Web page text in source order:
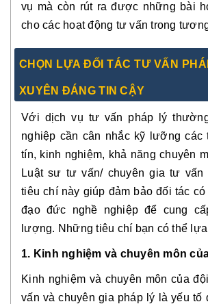
vụ mà còn rút ra được những bài
cho các hoạt động tư vấn trong
CHỌN LỰA ĐỐI TÁC TƯ VẤN
XUYÊN ĐÁNG TIN CẬY
Với dịch vụ tư vấn pháp lý
nghiệp cần cân nhắc kỹ lưỡng các
tín, kinh nghiệm, khả năng chuyên
Luật sư tư vấn/ chuyên gia tư vấn
tiêu chí này giúp đảm bảo đối tác
đạo đức nghề nghiệp để cung
lượng. Những tiêu chí bạn có thể
1. Kinh nghiệm và chuyên môn
Kinh nghiệm và chuyên môn của
vấn và chuyên gia pháp lý là yếu tố